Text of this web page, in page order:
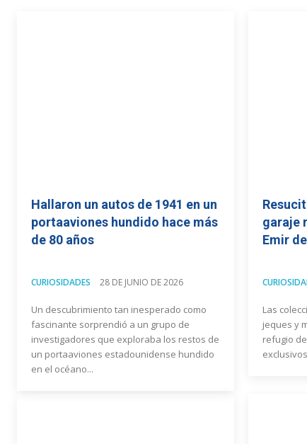
Hallaron un autos de 1941 en un
portaaviones hundido hace más
de 80 años
CURIOSIDADES 28 DE JUNIO DE 2026
Un descubrimiento tan inesperado como
fascinante sorprendió a un grupo de
investigadores que exploraba los restos de
un portaaviones estadounidense hundido
en el océano...
garaje
Emir
Las
jeques y
refugio